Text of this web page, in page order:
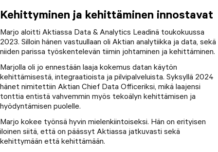
Kehittyminen ja kehittäminen innostavat
Marjo aloitti Aktiassa Data & Analytics Leadinä toukokuussa
2023. Silloin hänen vastuullaan oli Aktian analytiikka ja data, sekä
niiden parissa työskentelevän tiimin johtaminen ja kehittäminen.
Marjolla oli jo ennestään laaja kokemus datan käytön
kehittämisestä, integraatioista ja pilvipalveluista. Syksyllä 2024
hänet nimitettiin Aktian Chief Data Officeriksi, mikä laajensi
tonttia entistä vahvemmin myös tekoälyn kehittämisen ja
hyödyntämisen puolelle.
Marjo kokee työnsä hyvin mielenkiintoiseksi. Hän on erityisen
iloinen siitä, että on päässyt Aktiassa jatkuvasti sekä
kehittymään että kehittämään.